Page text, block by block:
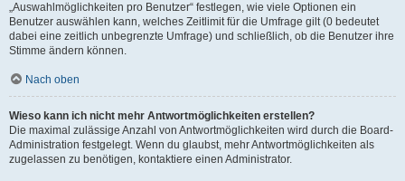
„Auswahlmöglichkeiten pro Benutzer“ festlegen, wie viele Optionen ein
Benutzer auswählen kann, welches Zeitlimit für die Umfrage gilt (0 bedeutet
dabei eine zeitlich unbegrenzte Umfrage) und schließlich, ob die Benutzer ihre
Stimme ändern können.
Nach oben
Wieso kann ich nicht mehr Antwortmöglichkeiten erstellen?
Die maximal zulässige Anzahl von Antwortmöglichkeiten wird durch die Board-
Administration festgelegt. Wenn du glaubst, mehr Antwortmöglichkeiten als
zugelassen zu benötigen, kontaktiere einen Administrator.